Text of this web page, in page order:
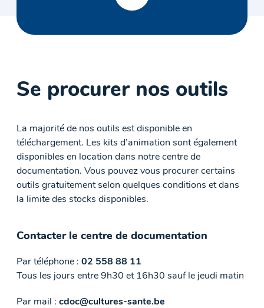
Se procurer nos outils
La majorité de nos outils est disponible en
téléchargement. Les kits d’animation sont également
disponibles en location dans notre centre de
documentation. Vous pouvez vous procurer certains
outils gratuitement selon quelques conditions et dans
la limite des stocks disponibles.
Contacter le centre de documentation
Par téléphone : 02 558 88 11
Tous les jours entre 9h30 et 16h30 sauf le jeudi matin
Par mail : cdoc@cultures-sante.be